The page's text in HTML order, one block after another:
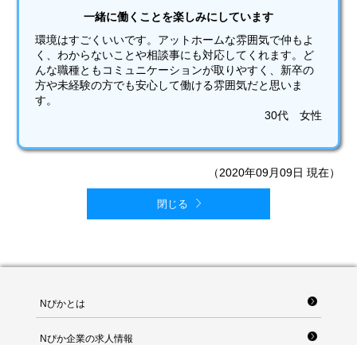
一緒に働くことを楽しみにしています
環境はすごくいいです。アットホームな雰囲気で仲もよ
く、わからないことや相談事にも対応してくれます。ど
んな職種ともコミュニケーションが取りやすく、新卒の
方や未経験の方でも安心して働ける雰囲気だと思いま
す。
30代 女性
（2020年09月09日 現在）
閉じる
Nぴかとは
Nぴか企業の求人情報